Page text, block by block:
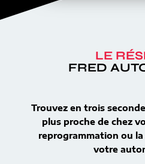
LE
FRED
Trouvez en trois
plus proche de chez
reprogrammation ou
votre